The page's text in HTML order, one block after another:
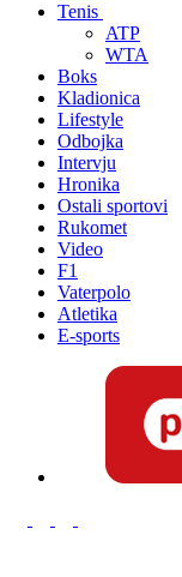
Tenis
ATP
WTA
Boks
Kladionica
Lifestyle
Odbojka
Intervju
Hronika
Ostali sportovi
Rukomet
Video
F1
Vaterpolo
Atletika
E-sports